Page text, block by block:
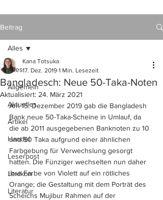
Beitrag
Alles
Allgemein
Aktuelles
Artikel
Handel
Leserpost
Lexikon
Literatur
Alles
Bangladesch: Neue 50-Taka-Noten
Kana Totsuka
17. Dez. 2019 1 Min. Lesezeit
Aktualisiert: 24. März 2021
Am 15. Dezember 2019 gab die Bangladesh
Bank neue 50-Taka-Scheine in Umlauf, da
die ab 2011 ausgegebenen Banknoten zu 10
und 50 Taka aufgrund einer ähnlichen
Farbgebung für Verwechslung gesorgt
hatten. Die Fünziger wechselten nun daher
ihre Farbe von Violett auf ein rötliches
Orange; die Gestaltung mit dem Porträt des
Scheichs Mujibur Rahmen auf der